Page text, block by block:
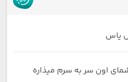
یاس
اون سر به سرم میذاره